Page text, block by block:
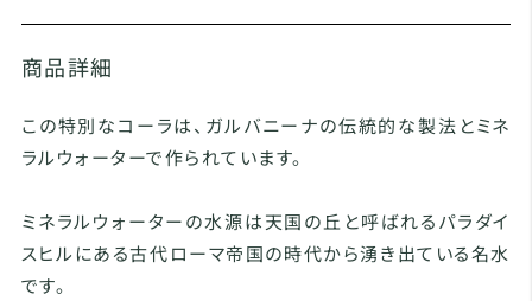
商品詳細
この特別なコーラは、ガルバニーナの伝統的な製法とミネ
ラルウォーターで作られています。
ミネラルウォーターの水源は天国の丘と呼ばれるパラダイ
スヒルにある古代ローマ帝国の時代から湧き出ている名水
です。